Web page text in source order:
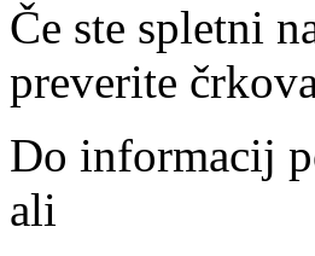
Če ste spletni
preverite
Do informacij
ali